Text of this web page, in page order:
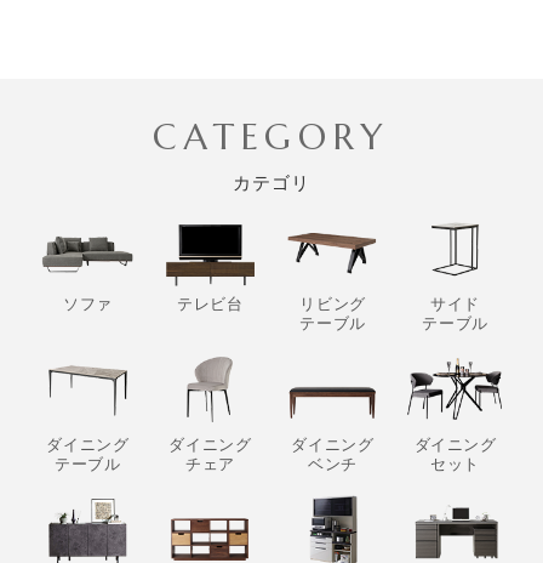
CATEGORY
カテゴリ
ソファ テレビ台
リビング
テーブル
サイド
テーブル
ダイニング
テーブル
ダイニング
チェア
ダイニング
ベンチ
ダイニング
セット